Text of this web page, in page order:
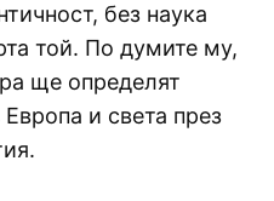
без наука
той. По думите му,
ще определят
и света през